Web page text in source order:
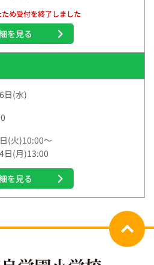
め受付を終了しました
を見る
日(水)
(火)10:00～
日(月)13:00
を見る